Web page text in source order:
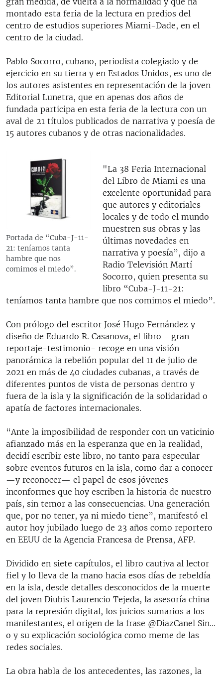
montado esta feria de la lectura en predios del
centro de estudios superiores Miami-Dade, en el
centro de la ciudad.
Pablo Socorro, cubano, periodista colegiado y de
ejercicio en su tierra y en Estados Unidos, es uno de
los autores asistentes en representación de la joven
Editorial Lunetra, que en apenas dos años de
fundada participa en esta feria de la lectura con un
aval de 21 títulos publicados de narrativa y poesía de
15 autores cubanos y de otras nacionalidades.
Portada de “Cuba-J-11-
21: teníamos tanta
hambre que nos
comimos el miedo”.
"La 38 Feria Internacional
del Libro de Miami es una
excelente oportunidad para
que autores y editoriales
locales y de todo el mundo
muestren sus obras y las
últimas novedades en
narrativa y poesía”, dijo a
Radio Televisión Martí
Socorro, quien presenta su
libro “Cuba-J-11-21:
teníamos tanta hambre que nos comimos el miedo”.
Con prólogo del escritor José Hugo Fernández y
diseño de Eduardo R. Casanova, el libro - gran
reportaje-testimonio- recoge en una visión
panorámica la rebelión popular del 11 de julio de
2021 en más de 40 ciudades cubanas, a través de
diferentes puntos de vista de personas dentro y
fuera de la isla y la significación de la solidaridad o
apatía de factores internacionales.
“Ante la imposibilidad de responder con un vaticinio
afianzado más en la esperanza que en la realidad,
decidí escribir este libro, no tanto para especular
sobre eventos futuros en la isla, como dar a conocer
—y reconocer— el papel de esos jóvenes
inconformes que hoy escriben la historia de nuestro
país, sin temor a las consecuencias. Una generación
que, por no tener, ya ni miedo tiene”, manifestó el
autor hoy jubilado luego de 23 años como reportero
en EEUU de la Agencia Francesa de Prensa, AFP.
Dividido en siete capítulos, el libro cautiva al lector
fiel y lo lleva de la mano hacia esos días de rebeldía
en la isla, desde detalles desconocidos de la muerte
del joven Diubis Laurencio Tejeda, la asesoría china
para la represión digital, los juicios sumarios a los
manifestantes, el origen de la frase @DiazCanel Sin…
o y su explicación sociológica como meme de las
redes sociales.
La obra habla de los antecedentes, las razones, la